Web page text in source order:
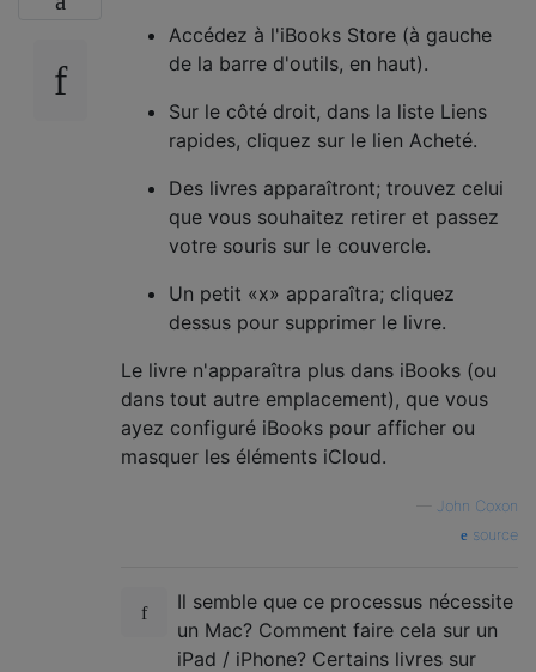
Accédez à l'iBooks Store (à gauche
de la barre d'outils, en haut).
Sur le côté droit, dans la liste Liens
rapides, cliquez sur le lien Acheté.
Des livres apparaîtront; trouvez celui
que vous souhaitez retirer et passez
votre souris sur le couvercle.
Un petit «x» apparaîtra; cliquez
dessus pour supprimer le livre.
Le livre n'apparaîtra plus dans iBooks (ou
dans tout autre emplacement), que vous
ayez configuré iBooks pour afficher ou
masquer les éléments iCloud.
John Coxon
source
Il semble que ce processus nécessite
un Mac? Comment faire cela sur un
iPad / iPhone? Certains livres sur